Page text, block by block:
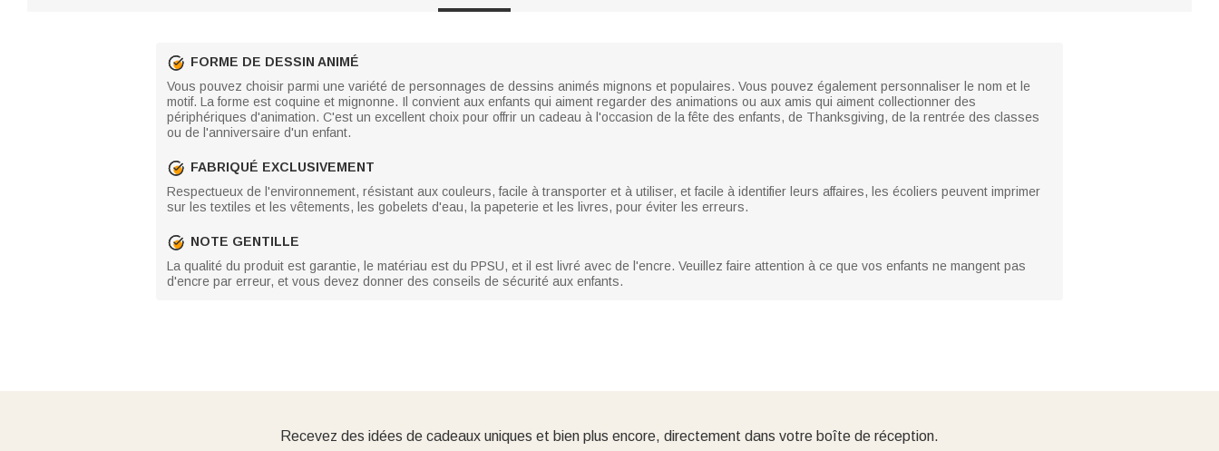
FORME DE DESSIN ANIMÉ
Vous pouvez choisir parmi une variété de personnages de dessins animés mignons et populaires. Vous pouvez également personnaliser le nom et le
motif. La forme est coquine et mignonne. Il convient aux enfants qui aiment regarder des animations ou aux amis qui aiment collectionner des
périphériques d'animation. C'est un excellent choix pour offrir un cadeau à l'occasion de la fête des enfants, de Thanksgiving, de la rentrée des classes
ou de l'anniversaire d'un enfant.
FABRIQUÉ EXCLUSIVEMENT
Respectueux de l'environnement, résistant aux couleurs, facile à transporter et à utiliser, et facile à identifier leurs affaires, les écoliers peuvent imprimer
sur les textiles et les vêtements, les gobelets d'eau, la papeterie et les livres, pour éviter les erreurs.
NOTE GENTILLE
La qualité du produit est garantie, le matériau est du PPSU, et il est livré avec de l'encre. Veuillez faire attention à ce que vos enfants ne mangent pas
d'encre par erreur, et vous devez donner des conseils de sécurité aux enfants.
Recevez des idées de cadeaux uniques et bien plus encore, directement dans votre boîte de réception.